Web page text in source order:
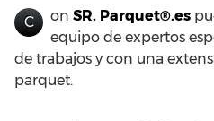
C on SR. Parquet®.es
equipo de expertos
de trabajos y con una
parquet.